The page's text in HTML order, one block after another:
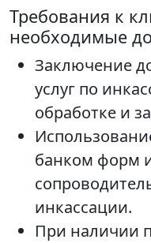
Требования к
необходимые
Заключение
услуг по
обработке и
банком форм
инкассации.
При наличии